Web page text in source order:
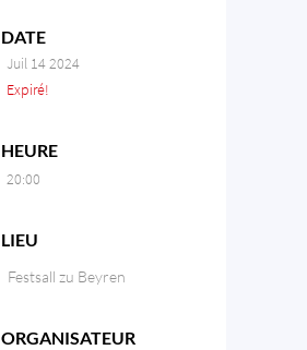
DATE
Juil 14 2024
Expiré!
HEURE
20:00
LIEU
Festsall zu Beyren
ORGANISATEUR